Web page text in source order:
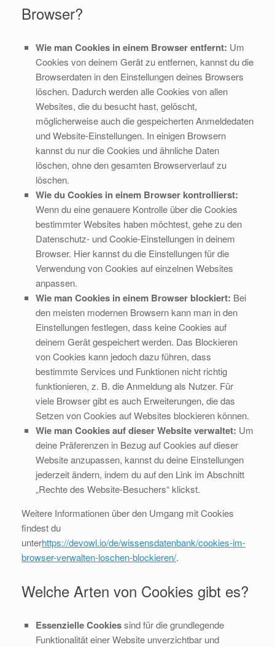
Browser?
Wie man Cookies in einem Browser entfernt: Um
Cookies von deinem Gerät zu entfernen, kannst du die
Browserdaten in den Einstellungen deines Browsers
löschen. Dadurch werden alle Cookies von allen
Websites, die du besucht hast, gelöscht,
möglicherweise auch die gespeicherten Anmeldedaten
und Website-Einstellungen. In einigen Browsern
kannst du nur die Cookies und ähnliche Daten
löschen, ohne den gesamten Browserverlauf zu
löschen.
Wie du Cookies in einem Browser kontrollierst:
Wenn du eine genauere Kontrolle über die Cookies
bestimmter Websites haben möchtest, gehe zu den
Datenschutz- und Cookie-Einstellungen in deinem
Browser. Hier kannst du die Einstellungen für die
Verwendung von Cookies auf einzelnen Websites
anpassen.
Wie man Cookies in einem Browser blockiert: Bei
den meisten modernen Browsern kann man in den
Einstellungen festlegen, dass keine Cookies auf
deinem Gerät gespeichert werden. Das Blockieren
von Cookies kann jedoch dazu führen, dass
bestimmte Services und Funktionen nicht richtig
funktionieren, z. B. die Anmeldung als Nutzer. Für
viele Browser gibt es auch Erweiterungen, die das
Setzen von Cookies auf Websites blockieren können.
Wie man Cookies auf dieser Website verwaltet: Um
deine Präferenzen in Bezug auf Cookies auf dieser
Website anzupassen, kannst du deine Einstellungen
jederzeit ändern, indem du auf den Link im Abschnitt
„Rechte des Website-Besuchers“ klickst.
Weitere Informationen über den Umgang mit Cookies
findest du
unterhttps://devowl.io/de/wissensdatenbank/cookies-im-
browser-verwalten-loschen-blockieren/.
Welche Arten von Cookies gibt es?
Essenzielle Cookiessind für die grundlegende
Funktionalität einer Website unverzichtbar und